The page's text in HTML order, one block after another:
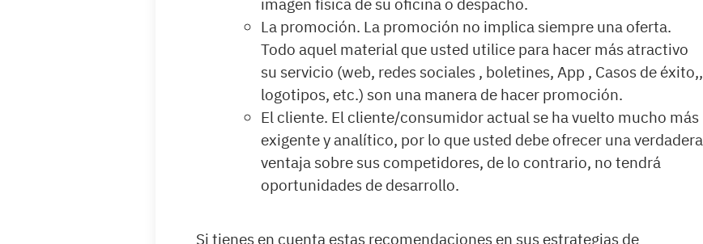
La promoción. La promoción no implica siempre una oferta.
Todo aquel material que usted utilice para hacer más atractivo
su servicio (web, redes sociales , boletines, App , Casos de éxito,,
logotipos, etc.) son una manera de hacer promoción.
El cliente. El cliente/consumidor actual se ha vuelto mucho más
exigente y analítico, por lo que usted debe ofrecer una verdadera
ventaja sobre sus competidores, de lo contrario, no tendrá
oportunidades de desarrollo.
Si tienes en cuenta estas recomendaciones en sus estrategias de